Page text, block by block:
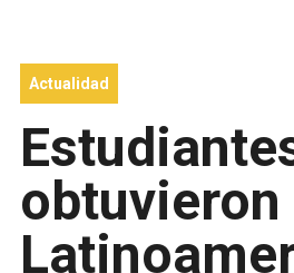
Actualidad